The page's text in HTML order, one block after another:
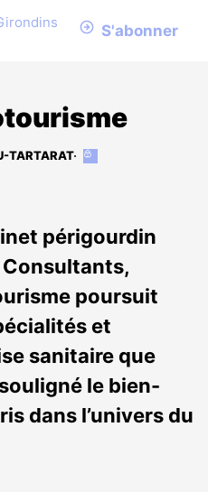
S'abonner
TARTARAT
Cet
abonnés
périgourdin
poursuit
et
sanitaire que
le bien-
dans l’univers du